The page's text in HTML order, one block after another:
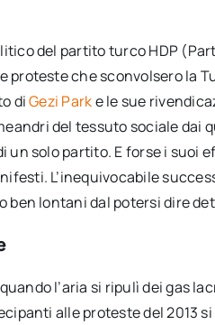
del partito turco HDP
proteste che sconvolsero la
diGezi Parke le sue
del tessuto sociale dai
solo partito. E forse i suoi
L’inequivocabile
ben lontani dal potersi dire
l’aria si ripulì dei gas
alle proteste del 2013